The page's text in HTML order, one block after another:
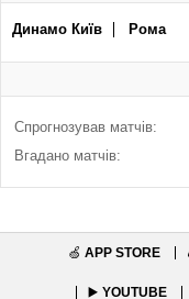
Динамо Київ Рома
Спрогнозував матчів:
Вгадано матчів:
🍏 APP STORE
▶️ YOUTUBE